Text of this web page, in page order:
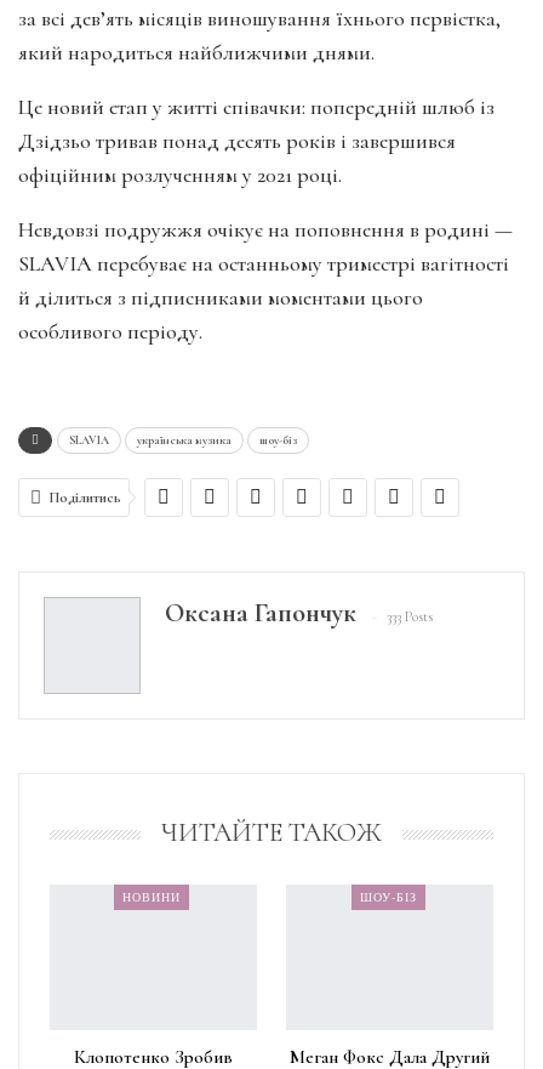
за всі дев’ять місяців виношування їхнього первістка,
який народиться найближчими днями.
Це новий етап у житті співачки: попередній шлюб із
Дзідзьо тривав понад десять років і завершився
офіційним розлученням у 2021 році.
Невдовзі подружжя очікує на поповнення в родині —
SLAVIA перебуває на останньому триместрі вагітності
й ділиться з підписниками моментами цього
особливого періоду.
SLAVIA українська музика шоу-біз
Поділитись
Оксана Гапончук 333 Posts
ЧИТАЙТЕ ТАКОЖ
НОВИНИ
Клопотенко Зробив
ШОУ-БІЗ
Меган Фокс Дала Другий